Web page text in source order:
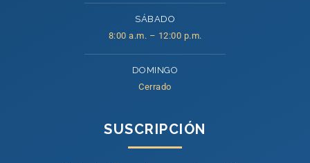
SÁBADO
8:00 a.m. – 12:00 p.m.
DOMINGO
Cerrado
SUSCRIPCIÓN